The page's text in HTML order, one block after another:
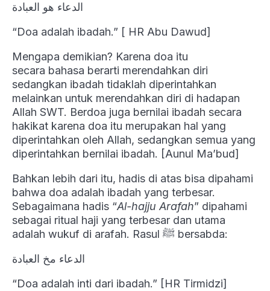
الدعاء هو العبادة
“Doa adalah ibadah.” [ HR Abu Dawud]
Mengapa demikian? Karena doa itu
secara bahasa berarti merendahkan diri
sedangkan ibadah tidaklah diperintahkan
melainkan untuk merendahkan diri di hadapan
Allah SWT. Berdoa juga bernilai ibadah secara
hakikat karena doa itu merupakan hal yang
diperintahkan oleh Allah, sedangkan semua yang
diperintahkan bernilai ibadah. [Aunul Ma’bud]
Bahkan lebih dari itu, hadis di atas bisa dipahami
bahwa doa adalah ibadah yang terbesar.
Sebagaimana hadis “Al-hajju Arafah” dipahami
sebagai ritual haji yang terbesar dan utama
adalah wukuf di arafah. Rasul ﷺ bersabda:
الدعاء مخ العبادة
“Doa adalah inti dari ibadah.” [HR Tirmidzi]